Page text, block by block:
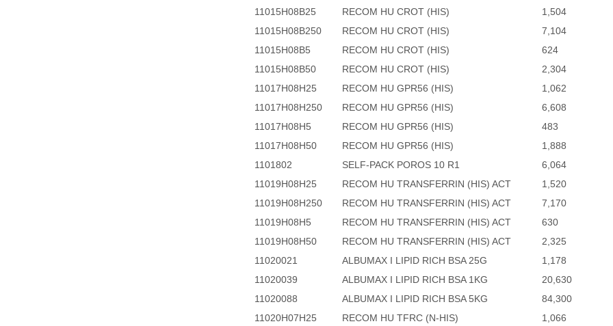
11015H08B25
RECOM HU CROT (HIS)
1,504
11015H08B250
RECOM HU CROT (HIS)
7,104
11015H08B5
RECOM HU CROT (HIS)
624
11015H08B50
RECOM HU CROT (HIS)
2,304
11017H08H25
RECOM HU GPR56 (HIS)
1,062
11017H08H250
RECOM HU GPR56 (HIS)
6,608
11017H08H5
RECOM HU GPR56 (HIS)
483
11017H08H50
RECOM HU GPR56 (HIS)
1,888
1101802
SELF-PACK POROS 10 R1
6,064
11019H08H25
RECOM HU TRANSFERRIN (HIS) ACT
1,520
11019H08H250
RECOM HU TRANSFERRIN (HIS) ACT
7,170
11019H08H5
RECOM HU TRANSFERRIN (HIS) ACT
630
11019H08H50
RECOM HU TRANSFERRIN (HIS) ACT
2,325
11020021
ALBUMAX I LIPID RICH BSA 25G
1,178
11020039
ALBUMAX I LIPID RICH BSA 1KG
20,630
11020088
ALBUMAX I LIPID RICH BSA 5KG
84,300
11020H07H25
RECOM HU TFRC (N-HIS) 1,066